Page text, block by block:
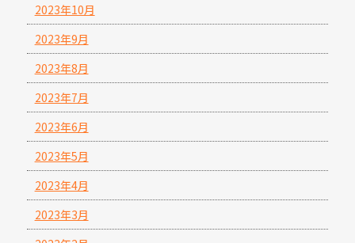
2023年10月
2023年9月
2023年8月
2023年7月
2023年6月
2023年5月
2023年4月
2023年3月